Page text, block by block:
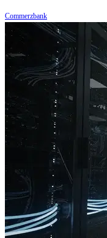
Commerzbank